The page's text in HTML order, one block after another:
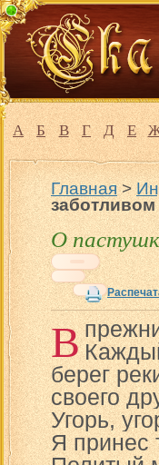
А Б В Г Д Е
Главная>
заботливом
О
В
берег
своего
Угорь,
Я принес